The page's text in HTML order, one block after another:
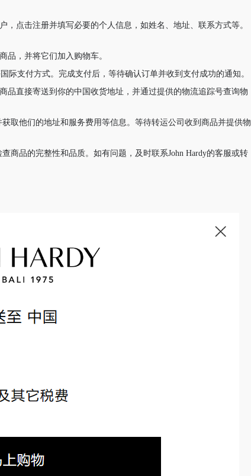
，点击注册并填写必要的个人信息，如姓名、地址、联系方式等。
品，并将它们加入购物车。
际支付方式。完成支付后，等待确认订单并收到支付成功的通知。
品直接寄送到你的中国收货地址，并通过提供的物流追踪号查询物
取他们的地址和服务费用等信息。等待转运公司收到商品并提供物
商品的完整性和品质。如有问题，及时联系John Hardy的客服或转